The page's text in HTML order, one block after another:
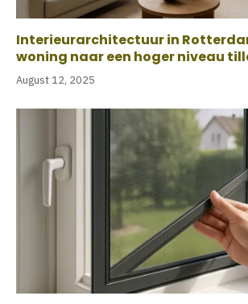
Interieurarchitectuur in
woning naar een hoger niveau
August 12, 2025